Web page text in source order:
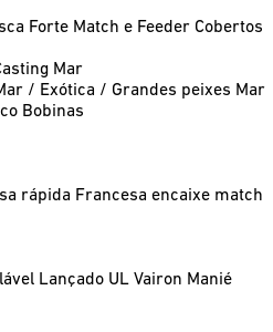
Forte Match e Feeder Cobertos
Mar
/ Exótica / Grandes peixes Mar
Bobinas
rápida Francesa encaixe match
Lançado UL Vairon Manié